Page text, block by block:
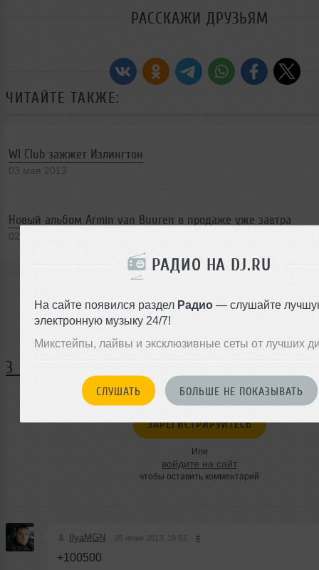
РАДИО НА DJ.RU
На сайте появился раздел Радио — слушайте
электронную музыку 24/7!
Микстейпы, лайвы и эксклюзивные сеты от лучших
СЛУШАТЬ БОЛЬШЕ НЕ ПОКАЗЫВАТЬ
РАССКАЖИ ДРУЗЬЯМ
ЧИТАЙТЕ ТАКЖЕ:
WI Club зажжет Излингтон
03 мая 2013
Новый альбом Armin van Buuren в продаже уже завтра
02 мая 2013
РЕЙТИНГ
2
3 КОММЕНТАРИЯ
ЗАРЕГИСТРИРУЙТЕСЬ
Или
войдите на сайт
чтобы оставить комментарий
IlyaMGN 05 июня 2013, 19:53 #
+100500